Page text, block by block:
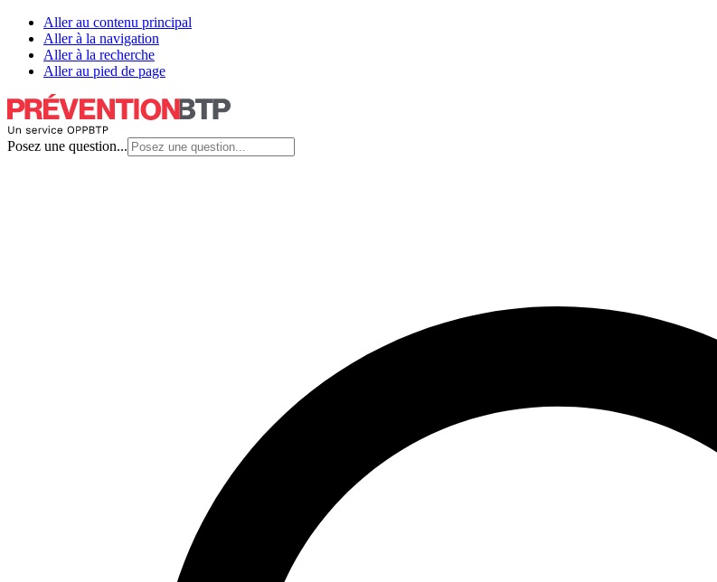
Aller au contenu principal
Aller à la navigation
Aller à la recherche
Aller au pied de page
Posez une question...